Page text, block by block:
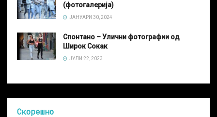
(фотогалерија)
ЈАНУАРИ 30, 2024
Спонтано – Улични фотографии од
Широк Сокак
ЈУЛИ 22, 2023
Скорешно